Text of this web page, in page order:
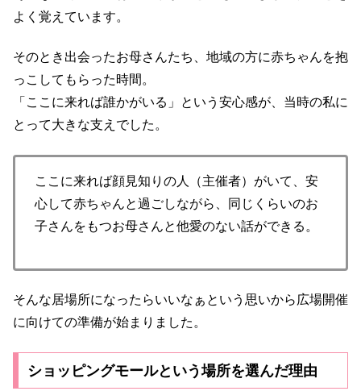
よく覚えています。
そのとき出会ったお母さんたち、地域の方に赤ちゃんを抱
っこしてもらった時間。
「ここに来れば誰かがいる」という安心感が、当時の私に
とって大きな支えでした。
ここに来れば顔見知りの人（主催者）がいて、安
心して赤ちゃんと過ごしながら、同じくらいのお
子さんをもつお母さんと他愛のない話ができる。
そんな居場所になったらいいなぁという思いから広場開催
に向けての準備が始まりました。
ショッピングモールという場所を選んだ理由